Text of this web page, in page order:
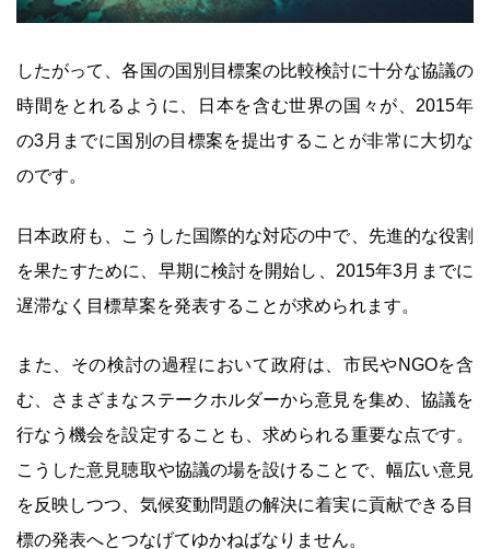
したがって、各国の国別目標案の比較検討に十分な協議の
時間をとれるように、日本を含む世界の国々が、2015年
の3月までに国別の目標案を提出することが非常に大切な
のです。
日本政府も、こうした国際的な対応の中で、先進的な役割
を果たすために、早期に検討を開始し、2015年3月までに
遅滞なく目標草案を発表することが求められます。
また、その検討の過程において政府は、市民やNGOを含
む、さまざまなステークホルダーから意見を集め、協議を
行なう機会を設定することも、求められる重要な点です。
こうした意見聴取や協議の場を設けることで、幅広い意見
を反映しつつ、気候変動問題の解決に着実に貢献できる目
標の発表へとつなげてゆかねばなりません。